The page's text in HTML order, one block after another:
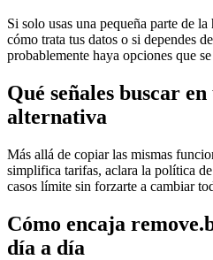
Si solo usas una pequeña parte de
cómo trata tus datos o si dependes
probablemente haya opciones que
Qué señales buscar
alternativa
Más allá de copiar las mismas
simplifica tarifas, aclara la política
casos límite sin forzarte a cambiar
Cómo encaja
día a día